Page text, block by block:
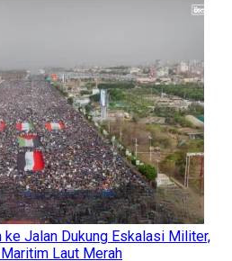
ke Jalan Dukung Eskalasi Militer,
Laut Merah